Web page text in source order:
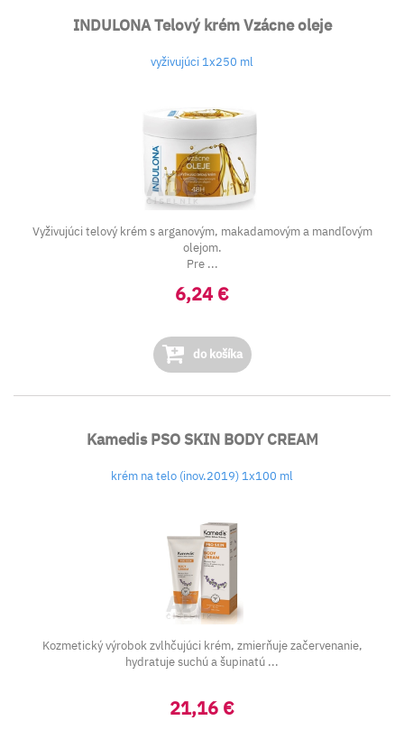
INDULONA Telový krém Vzácne oleje
vyživujúci 1x250 ml
Vyživujúci telový krém s arganovým, makadamovým a mandľovým
olejom.
Pre ...
6,24 €
do košíka
Kamedis PSO SKIN BODY CREAM
krém na telo (inov.2019) 1x100 ml
Kozmetický výrobok zvlhčujúci krém, zmierňuje začervenanie,
hydratuje suchú a šupinatú ...
21,16 €